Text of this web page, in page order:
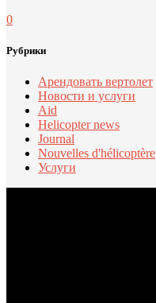
0
Рубрики
Арендовать вертолет
Новости и услуги
Aid
Helicopter news
Journal
Nouvelles d'hélicoptère
Услуги